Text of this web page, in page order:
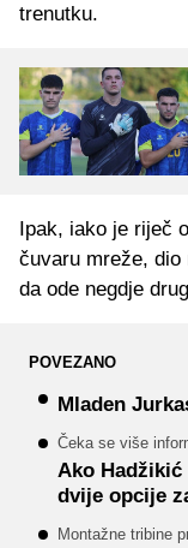
trenutku.
Ipak, iako je riječ
čuvaru mreže,
da ode negdje
POVEZANO
Mladen
Čeka se više
Ako Hadžikić
dvije opcije
Montažne tribine